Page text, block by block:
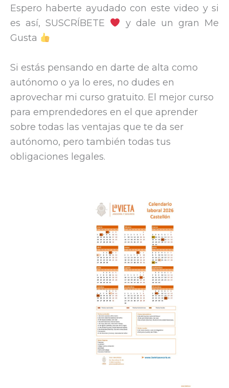
Espero haberte ayudado con este video y si
es así, SUSCRÍBETE
y dale un gran Me
Gusta
Si estás pensando en darte de alta como
autónomo o ya lo eres, no dudes en
aprovechar mi curso gratuito. El mejor curso
para emprendedores en el que aprender
sobre todas las ventajas que te da ser
autónomo, pero también todas tus
obligaciones legales.